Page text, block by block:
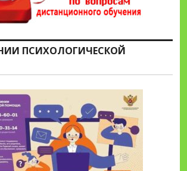
ПСИХОЛОГИЧЕСКОЙ